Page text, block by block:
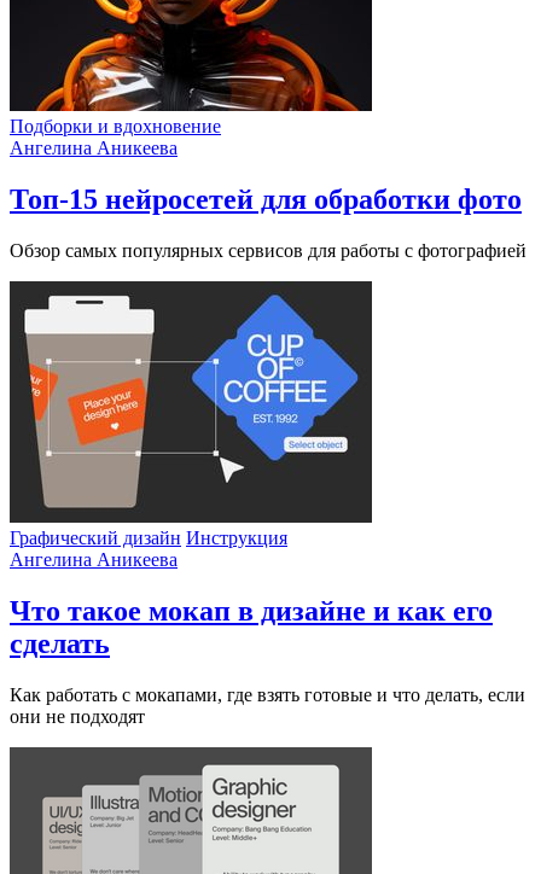
Подборки и вдохновение
Ангелина Аникеева
Топ-15 нейросетей для обработки фото
Обзор самых популярных сервисов для работы с фотографией
Графический дизайн Инструкция
Ангелина Аникеева
Что такое мокап в дизайне и как его
сделать
Как работать с мокапами, где взять готовые и что делать, если
они не подходят